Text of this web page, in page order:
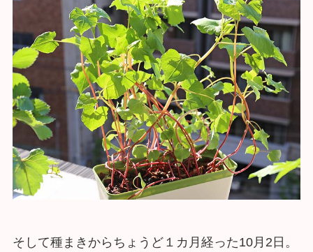
そして種まきからちょうど１カ月経った10月2日。